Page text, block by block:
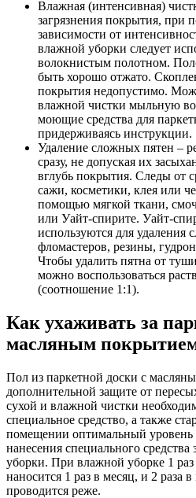
Влажная (интенсивная)
загрязнения покрытия, при
зависимости от
влажной уборки следует
волокнистым полотном.
быть хорошо отжато.
покрытия недопустимо.
влажной чистки мыльную
моющие средства для
придерживаясь инструкции.
Удаление сложных пятен –
сразу, не допуская их
вглубь покрытия. Следы от
сажи, косметики, клея или
помощью мягкой ткани,
или Уайт-спирите. Уайт-
используются для удаления
фломастеров, резины,
Чтобы удалить пятна от
можно воспользоваться
(соотношение 1:1).
Как ухаживать за
масляным
Пол из паркетной доски с
дополнительной защите от
сухой и влажной чистки
специальное средство, а также
помещении оптимальный
нанесения специального
уборки. При влажной уборке 1
наносится 1 раз в месяц, и 2 раза
проводится реже.